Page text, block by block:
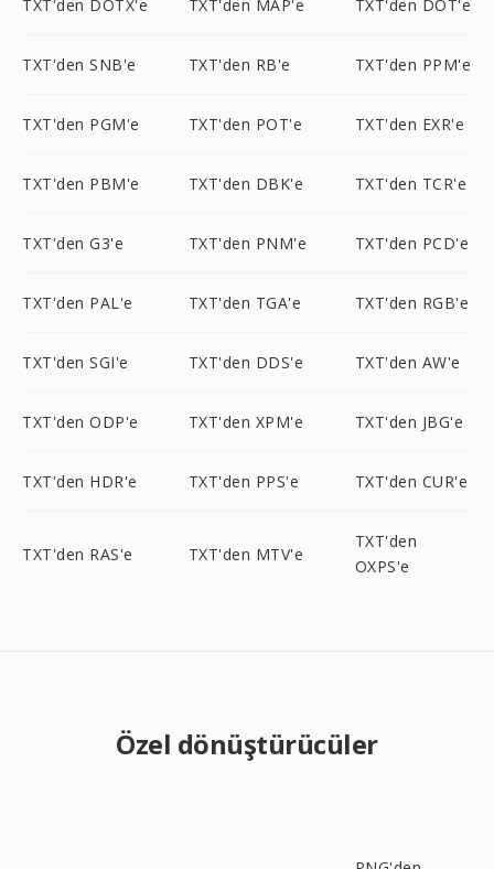
TXT'den DOTX'e TXT'den MAP'e TXT'den DOT'e
TXT'den SNB'e TXT'den RB'e TXT'den PPM'e
TXT'den PGM'e TXT'den POT'e TXT'den EXR'e
TXT'den PBM'e TXT'den DBK'e TXT'den TCR'e
TXT'den G3'e TXT'den PNM'e TXT'den PCD'e
TXT'den PAL'e TXT'den TGA'e TXT'den RGB'e
TXT'den SGI'e TXT'den DDS'e TXT'den AW'e
TXT'den ODP'e TXT'den XPM'e TXT'den JBG'e
TXT'den HDR'e TXT'den PPS'e TXT'den CUR'e
TXT'den RAS'e TXT'den MTV'e
TXT'den
OXPS'e
Özel dönüştürücüler